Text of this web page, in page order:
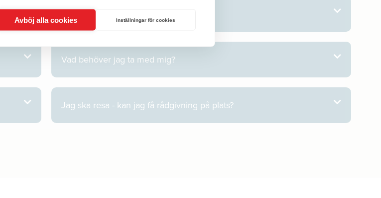
Har ni TBE-vaccinet på plats?
Vad behöver jag ta med mig?
Jag ska resa - kan jag få rådgivning på plats?
Avböj alla cookies Inställningar för cookies